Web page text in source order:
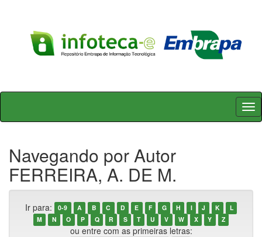
Skip
Navegando por Autor
FERREIRA, A. DE M.
Ir para: 0-9 A B C D E F G H I J K
L
M
N O P Q R S T U V W X Y Z
ou entre com as primeiras letras: